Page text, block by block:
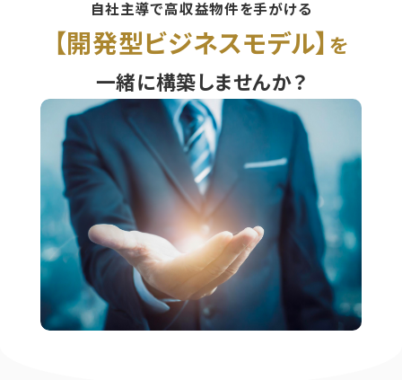
自社主導で高収益物件を手がける
【開発型ビジネスモデル】 を
一緒に構築しませんか？